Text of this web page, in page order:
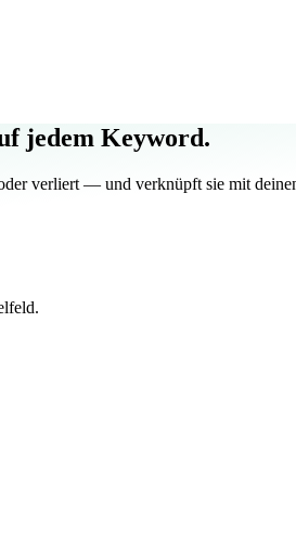
jedem Keyword.
verliert — und verknüpft sie mit